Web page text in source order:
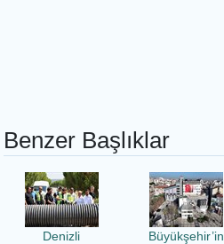
Benzer Başlıklar
Denizli
Büyükşehir’in